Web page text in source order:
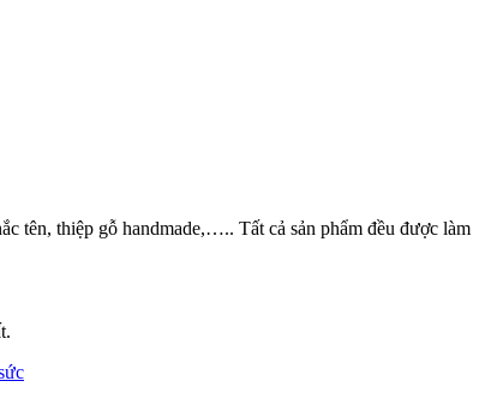
tên, thiệp gỗ handmade,….. Tất cả sản phẩm đều được làm